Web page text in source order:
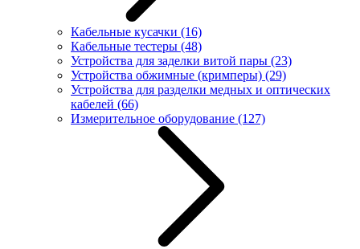
Кабельные кусачки (16)
Кабельные тестеры (48)
Устройства для заделки витой пары (23)
Устройства обжимные (кримперы) (29)
Устройства для разделки медных и оптических
кабелей (66)
Измерительное оборудование (127)